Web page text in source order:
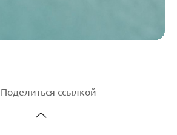
Поделиться ссылкой